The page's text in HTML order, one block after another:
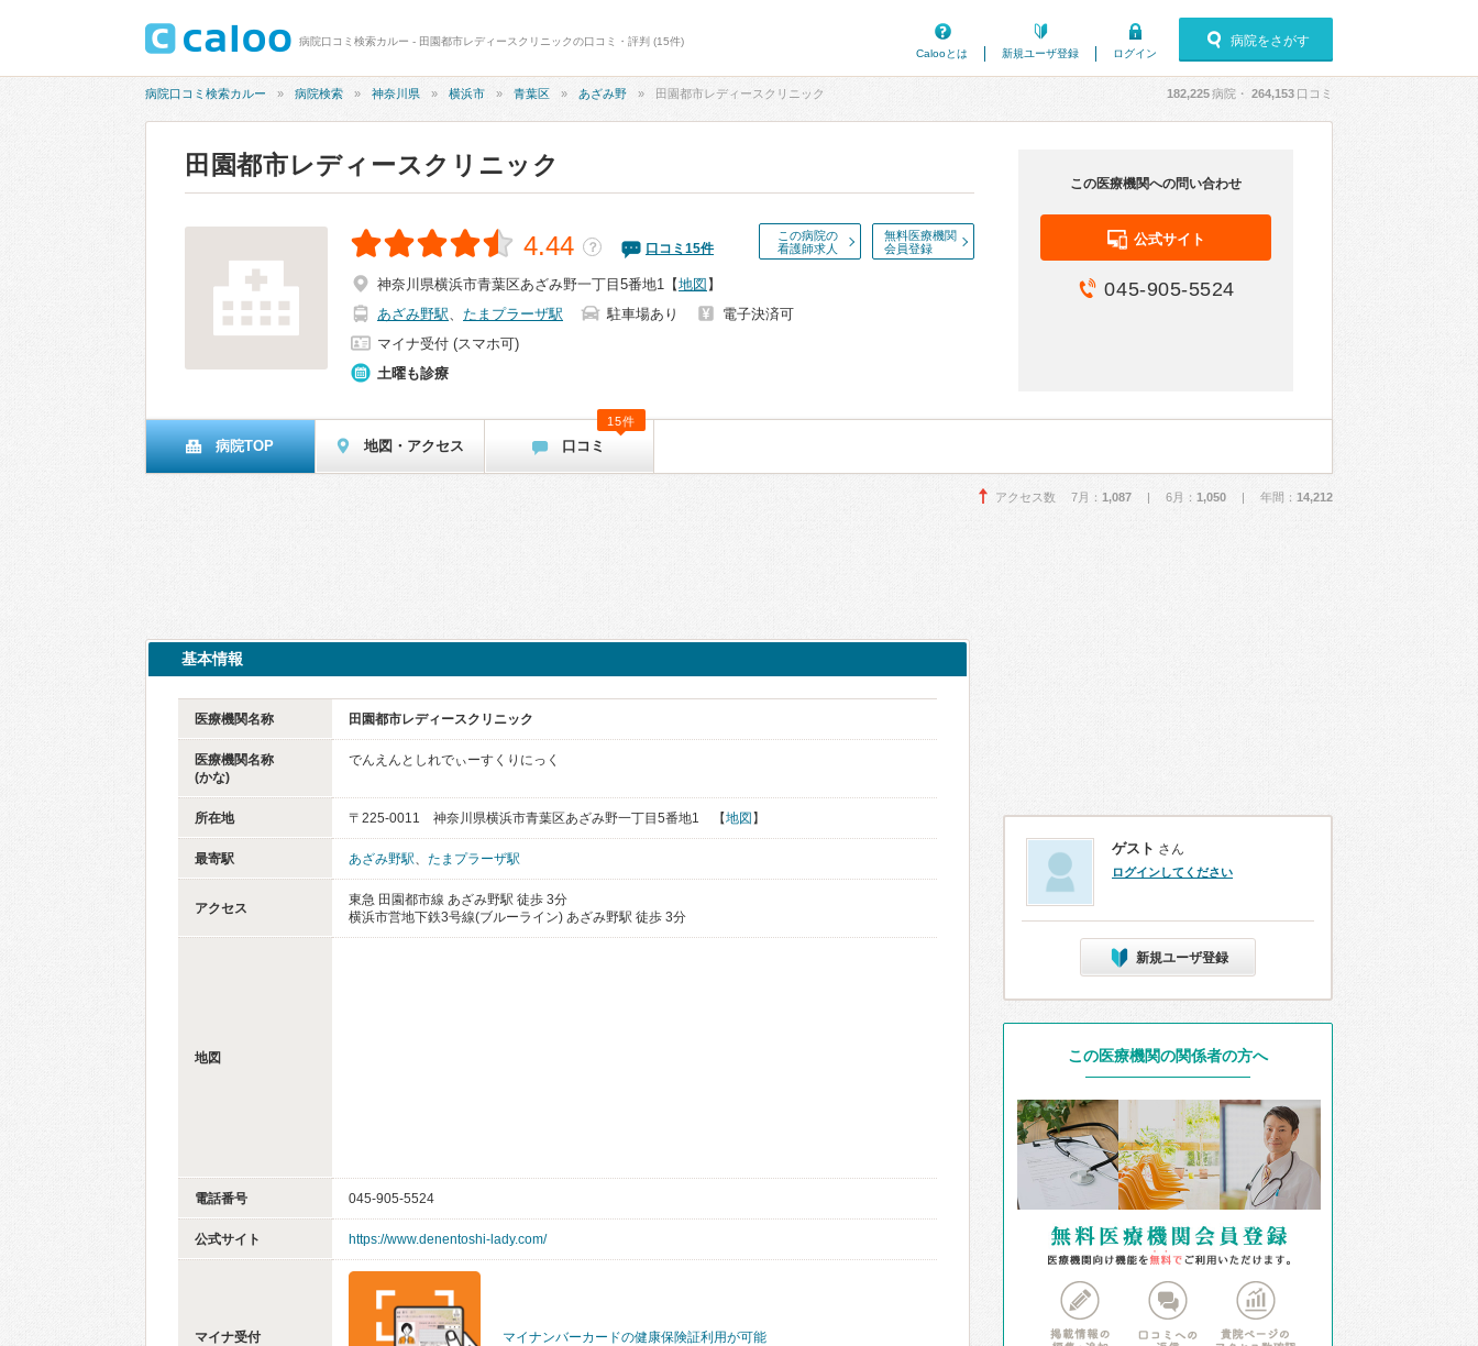
病院口コミ検索カルー - 田園都市レディースクリニックの口コミ・評判 (15件)
Calooとは
新規ユーザ登録 ログイン
病院をさがす
病院口コミ検索カルー 病院検索 神奈川県 横浜市 青葉区 あざみ野 田園都市レディースクリニック 182,225病院・ 264,153 口コミ
田園都市レディースクリニック
この病院の
看護師求人
無料医療機関
会員登録
4.44 ？ 口コミ 15件
神奈川県横浜市青葉区あざみ野一丁目5番地1 【地図 】
あざみ野駅、 たまプラーザ駅 駐車場あり
電子決済可
マイナ受付 (スマホ可)
土曜も診療
この医療機関への問い合わせ
公式サイト
045-905-5524
病院TOP 地図・アクセス 口コミ
15件
アクセス数 7月： 1,087 | 6月： 1,050 | 年間： 14,212
基本情報
医療機関名称 田園都市レディースクリニック
医療機関名称
(かな)
でんえんとしれでぃーすくりにっく
所在地 〒225-0011 神奈川県横浜市青葉区あざみ野一丁目5番地1 【地図 】
最寄駅 あざみ野駅、 たまプラーザ駅
アクセス
東急 田園都市線 あざみ野駅 徒歩 3分
横浜市営地下鉄3号線(ブルーライン) あざみ野駅 徒歩 3分
地図
電話番号 045-905-5524
公式サイト https://www.denentoshi-lady.com/
マイナ受付 マイナンバーカードの健康保険証利用が可能
ゲスト さん
ログインしてください
新規ユーザ登録
この医療機関の関係者の方へ